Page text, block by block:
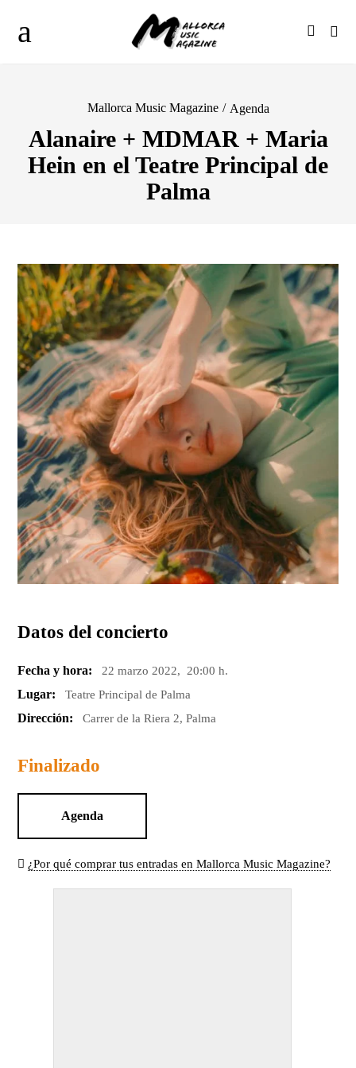
Mallorca Music Magazine / Agenda
Alanaire + MDMAR + Maria
Hein en el Teatre Principal de
Palma
Datos del concierto
Fecha y hora: 22 marzo 2022, 20:00 h.
Lugar: Teatre Principal de Palma
Dirección: Carrer de la Riera 2, Palma
Finalizado
Agenda
¿Por qué comprar tus entradas en Mallorca Music Magazine?